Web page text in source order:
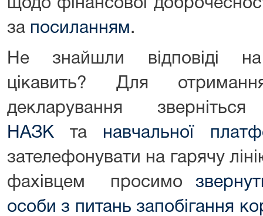
щодо фінансової
за посиланням.
Не знайшли відповіді
цікавить? Для
декларування
НАЗК та навчальної
зателефонувати на гарячу
фахівцем просимо
особи з питань запобігання